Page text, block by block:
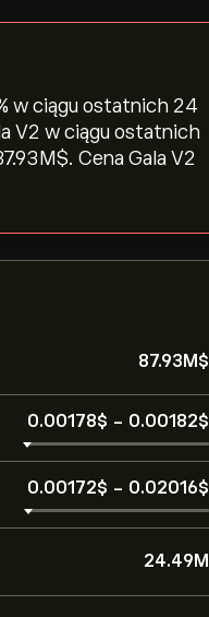
w ciągu ostatnich 24
V2 w ciągu ostatnich
Cena Gala V2
87.93M‎$‎
0.00178‎$‎ - 0.00182‎$‎
0.00172‎$‎ - 0.02016‎$‎
24.49M